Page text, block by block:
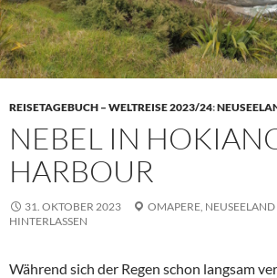
REISETAGEBUCH – WELTREISE 2023/24:
NEBEL IN
HARBOUR
31. OKTOBER 2023 OMAPERE, NEUSEELAND
HINTERLASSEN
Während sich der Regen schon langsam